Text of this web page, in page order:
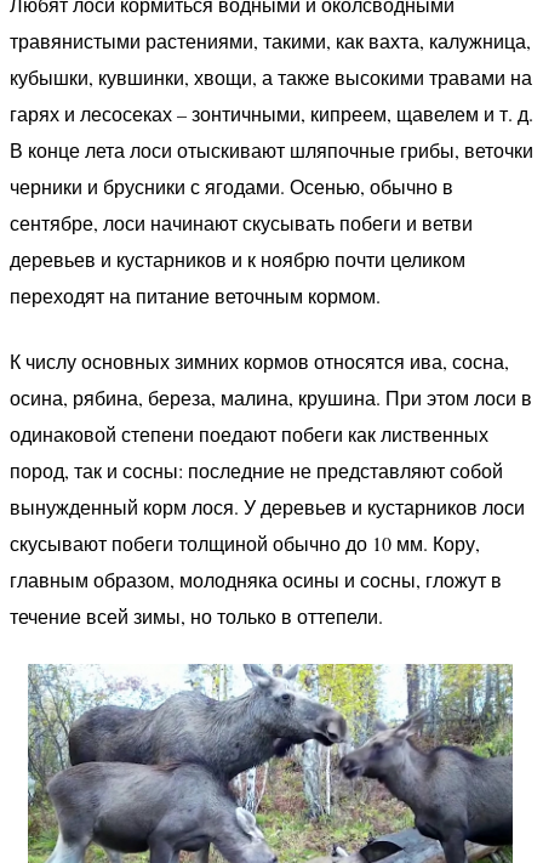
травянистыми растениями, такими, как вахта, калужница,
кубышки, кувшинки, хвощи, а также высокими травами на
гарях и лесосеках – зонтичными, кипреем, щавелем и т. д.
В конце лета лоси отыскивают шляпочные грибы, веточки
черники и брусники с ягодами. Осенью, обычно в
сентябре, лоси начинают скусывать побеги и ветви
деревьев и кустарников и к ноябрю почти целиком
переходят на питание веточным кормом.
К числу основных зимних кормов относятся ива, сосна,
осина, рябина, береза, малина, крушина. При этом лоси в
одинаковой степени поедают побеги как лиственных
пород, так и сосны: последние не представляют собой
вынужденный корм лося. У деревьев и кустарников лоси
скусывают побеги толщиной обычно до 10 мм. Кору,
главным образом, молодняка осины и сосны, гложут в
течение всей зимы, но только в оттепели.